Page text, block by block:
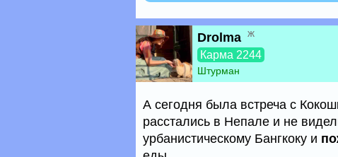
Drolma ж
Карма 2244
Штурман
А сегодня была встреча с
расстались в Непале и не
урбанистическому Бангкоку и